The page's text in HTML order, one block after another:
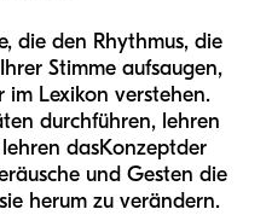
die den Rhythmus, die
Stimme aufsaugen,
Lexikon verstehen.
durchführen, lehren
dasKonzeptder
und Gesten die
herum zu verändern.